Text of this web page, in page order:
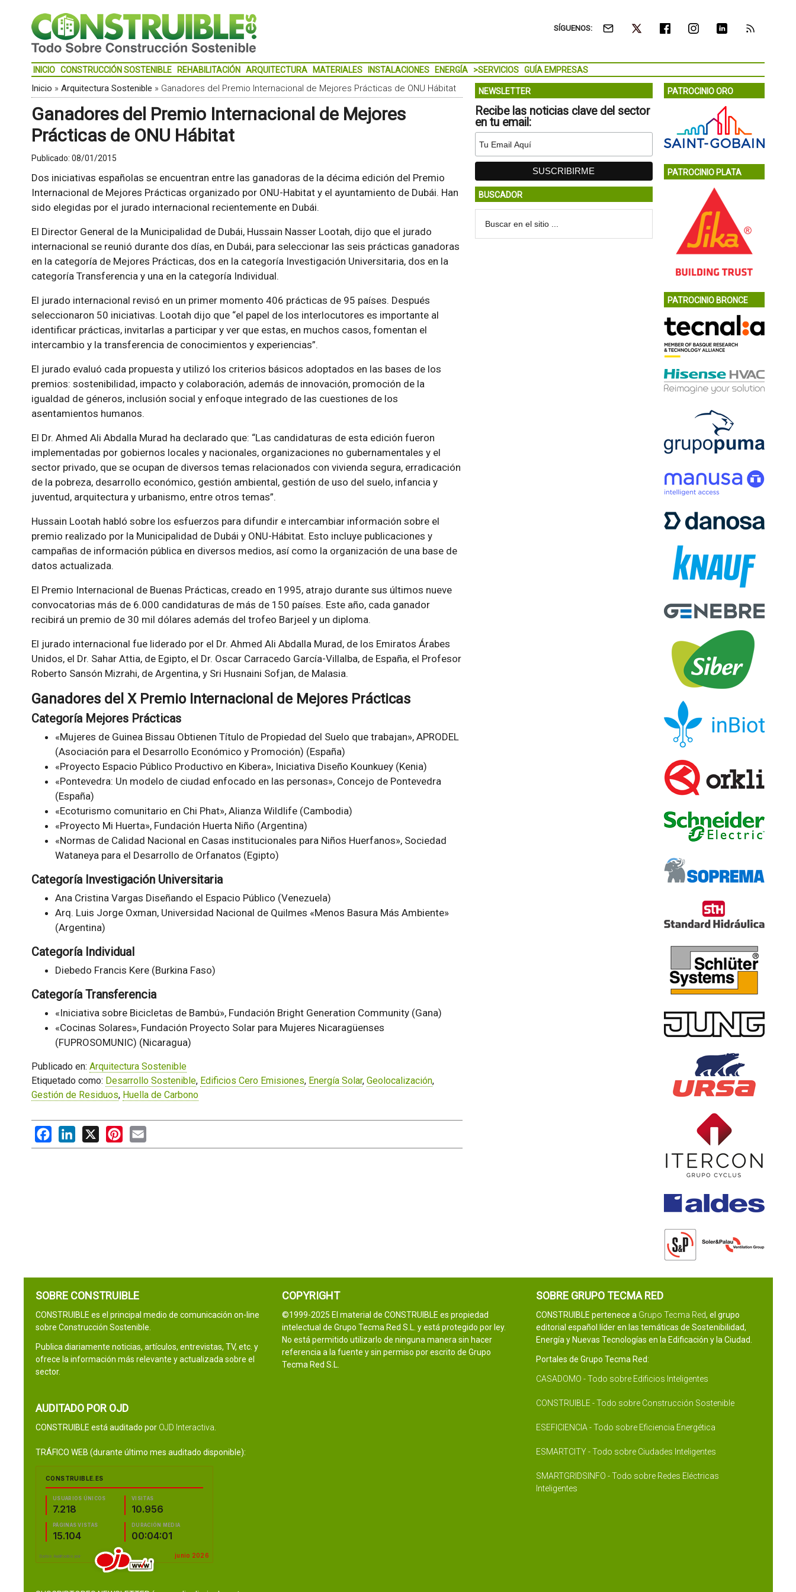
SÍGUENOS:
INICIO CONSTRUCCIÓN SOSTENIBLE REHABILITACIÓN ARQUITECTURA MATERIALES INSTALACIONES ENERGÍA >SERVICIOS GUÍA EMPRESAS
Inicio » Arquitectura Sostenible » Ganadores del Premio Internacional de Mejores Prácticas de ONU Hábitat
Ganadores del Premio Internacional de Mejores
Prácticas de ONU Hábitat
Publicado: 08/01/2015
Dos iniciativas españolas se encuentran entre las ganadoras de la décima edición del Premio
Internacional de Mejores Prácticas organizado por ONU-Habitat y el ayuntamiento de Dubái. Han
sido elegidas por el jurado internacional recientemente en Dubái.
El Director General de la Municipalidad de Dubái, Hussain Nasser Lootah, dijo que el jurado
internacional se reunió durante dos días, en Dubái, para seleccionar las seis prácticas ganadoras
en la categoría de Mejores Prácticas, dos en la categoría Investigación Universitaria, dos en la
categoría Transferencia y una en la categoría Individual.
El jurado internacional revisó en un primer momento 406 prácticas de 95 países. Después
seleccionaron 50 iniciativas. Lootah dijo que el papel de los interlocutores es importante al
identificar prácticas, invitarlas a participar y ver que estas, en muchos casos, fomentan el
intercambio y la transferencia de conocimientos y experiencias .
El jurado evaluó cada propuesta y utilizó los criterios básicos adoptados en las bases de los
premios: sostenibilidad, impacto y colaboración, además de innovación, promoción de la
igualdad de géneros, inclusión social y enfoque integrado de las cuestiones de los
asentamientos humanos.
El Dr. Ahmed Ali Abdalla Murad ha declarado que: Las candidaturas de esta edición fueron
implementadas por gobiernos locales y nacionales, organizaciones no gubernamentales y el
sector privado, que se ocupan de diversos temas relacionados con vivienda segura, erradicación
de la pobreza, desarrollo económico, gestión ambiental, gestión de uso del suelo, infancia y
juventud, arquitectura y urbanismo, entre otros temas .
Hussain Lootah habló sobre los esfuerzos para difundir e intercambiar información sobre el
premio realizado por la Municipalidad de Dubái y ONU-Hábitat. Esto incluye publicaciones y
campañas de información pública en diversos medios, así como la organización de una base de
datos actualizada.
El Premio Internacional de Buenas Prácticas, creado en 1995, atrajo durante sus últimos nueve
convocatorias más de 6.000 candidaturas de más de 150 países. Este año, cada ganador
recibirá un premio de 30 mil dólares además del trofeo Barjeel y un diploma.
El jurado internacional fue liderado por el Dr. Ahmed Ali Abdalla Murad, de los Emiratos Árabes
Unidos, el Dr. Sahar Attia, de Egipto, el Dr. Oscar Carracedo García-Villalba, de España, el Profesor
Roberto Sansón Mizrahi, de Argentina, y Sri Husnaini Sofjan, de Malasia.
Ganadores del X Premio Internacional de Mejores Prácticas
Categoría Mejores Prácticas
«Mujeres de Guinea Bissau Obtienen Título de Propiedad del Suelo que trabajan», APRODEL
(Asociación para el Desarrollo Económico y Promoción) (España)
«Proyecto Espacio Público Productivo en Kibera», Iniciativa Diseño Kounkuey (Kenia)
«Pontevedra: Un modelo de ciudad enfocado en las personas», Concejo de Pontevedra
(España)
«Ecoturismo comunitario en Chi Phat», Alianza Wildlife (Cambodia)
«Proyecto Mi Huerta», Fundación Huerta Niño (Argentina)
«Normas de Calidad Nacional en Casas institucionales para Niños Huerfanos», Sociedad
Wataneya para el Desarrollo de Orfanatos (Egipto)
Categoría Investigación Universitaria
Ana Cristina Vargas Diseñando el Espacio Público (Venezuela)
Arq. Luis Jorge Oxman, Universidad Nacional de Quilmes «Menos Basura Más Ambiente»
(Argentina)
Categoría Individual
Diebedo Francis Kere (Burkina Faso)
Categoría Transferencia
«Iniciativa sobre Bicicletas de Bambú», Fundación Bright Generation Community (Gana)
«Cocinas Solares», Fundación Proyecto Solar para Mujeres Nicaragüenses
(FUPROSOMUNIC) (Nicaragua)
Publicado en: Arquitectura Sostenible
Etiquetado como: Desarrollo Sostenible, Edificios Cero Emisiones, Energía Solar, Geolocalización,
Gestión de Residuos, Huella de Carbono
FacebookLinkedIn
X PinterestEmail
NEWSLETTER
Recibe las noticias clave del sector
en tu email:
BUSCADOR
PATROCINIO ORO
PATROCINIO PLATA
PATROCINIO BRONCE
SOBRE CONSTRUIBLE
CONSTRUIBLE es el principal medio de comunicación on-line
sobre Construcción Sostenible.
Publica diariamente noticias, artículos, entrevistas, TV, etc. y
ofrece la información más relevante y actualizada sobre el
sector.
AUDITADO POR OJD
CONSTRUIBLE está auditado por OJD Interactiva
TRÁFICO WEB (durante último mes auditado disponible):
COPYRIGHT
©1999-2025 El material de CONSTRUIBLE es propiedad
intelectual de Grupo Tecma Red S.L. y está protegido por ley.
No está permitido utilizarlo de ninguna manera sin hacer
referencia a la fuente y sin permiso por escrito de Grupo
Tecma Red S.L.
SOBRE GRUPO TECMA RED
CONSTRUIBLE pertenece a Grupo Tecma Red, el grupo
editorial español líder en las temáticas de Sostenibilidad,
Energía y Nuevas Tecnologías en la Edificación y la Ciudad.
Portales de Grupo Tecma Red:
CASADOMO - Todo sobre Edificios Inteligentes
CONSTRUIBLE - Todo sobre Construcción Sostenible
ESEFICIENCIA - Todo sobre Eficiencia Energética
ESMARTCITY - Todo sobre Ciudades Inteligentes
SMARTGRIDSINFO - Todo sobre Redes Eléctricas
Inteligentes